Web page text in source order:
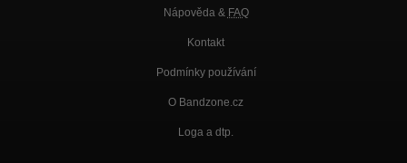
Nápověda & FAQ
Kontakt
Podmínky používání
O Bandzone.cz
Loga a dtp.